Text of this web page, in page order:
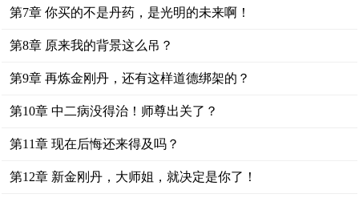
第7章 你买的不是丹药，是光明的未来啊！
第8章 原来我的背景这么吊？
第9章 再炼金刚丹，还有这样道德绑架的？
第10章 中二病没得治！师尊出关了？
第11章 现在后悔还来得及吗？
第12章 新金刚丹，大师姐，就决定是你了！